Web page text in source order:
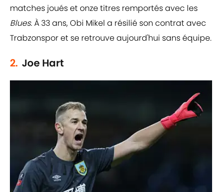
matches joués et onze titres remportés avec les
Blues. À 33 ans, Obi Mikel a résilié son contrat avec
Trabzonspor et se retrouve aujourd'hui sans équipe.
2. Joe Hart